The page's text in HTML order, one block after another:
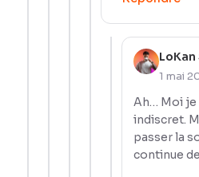
1 mai
Ah… Moi je
indiscret.
passer la
continue